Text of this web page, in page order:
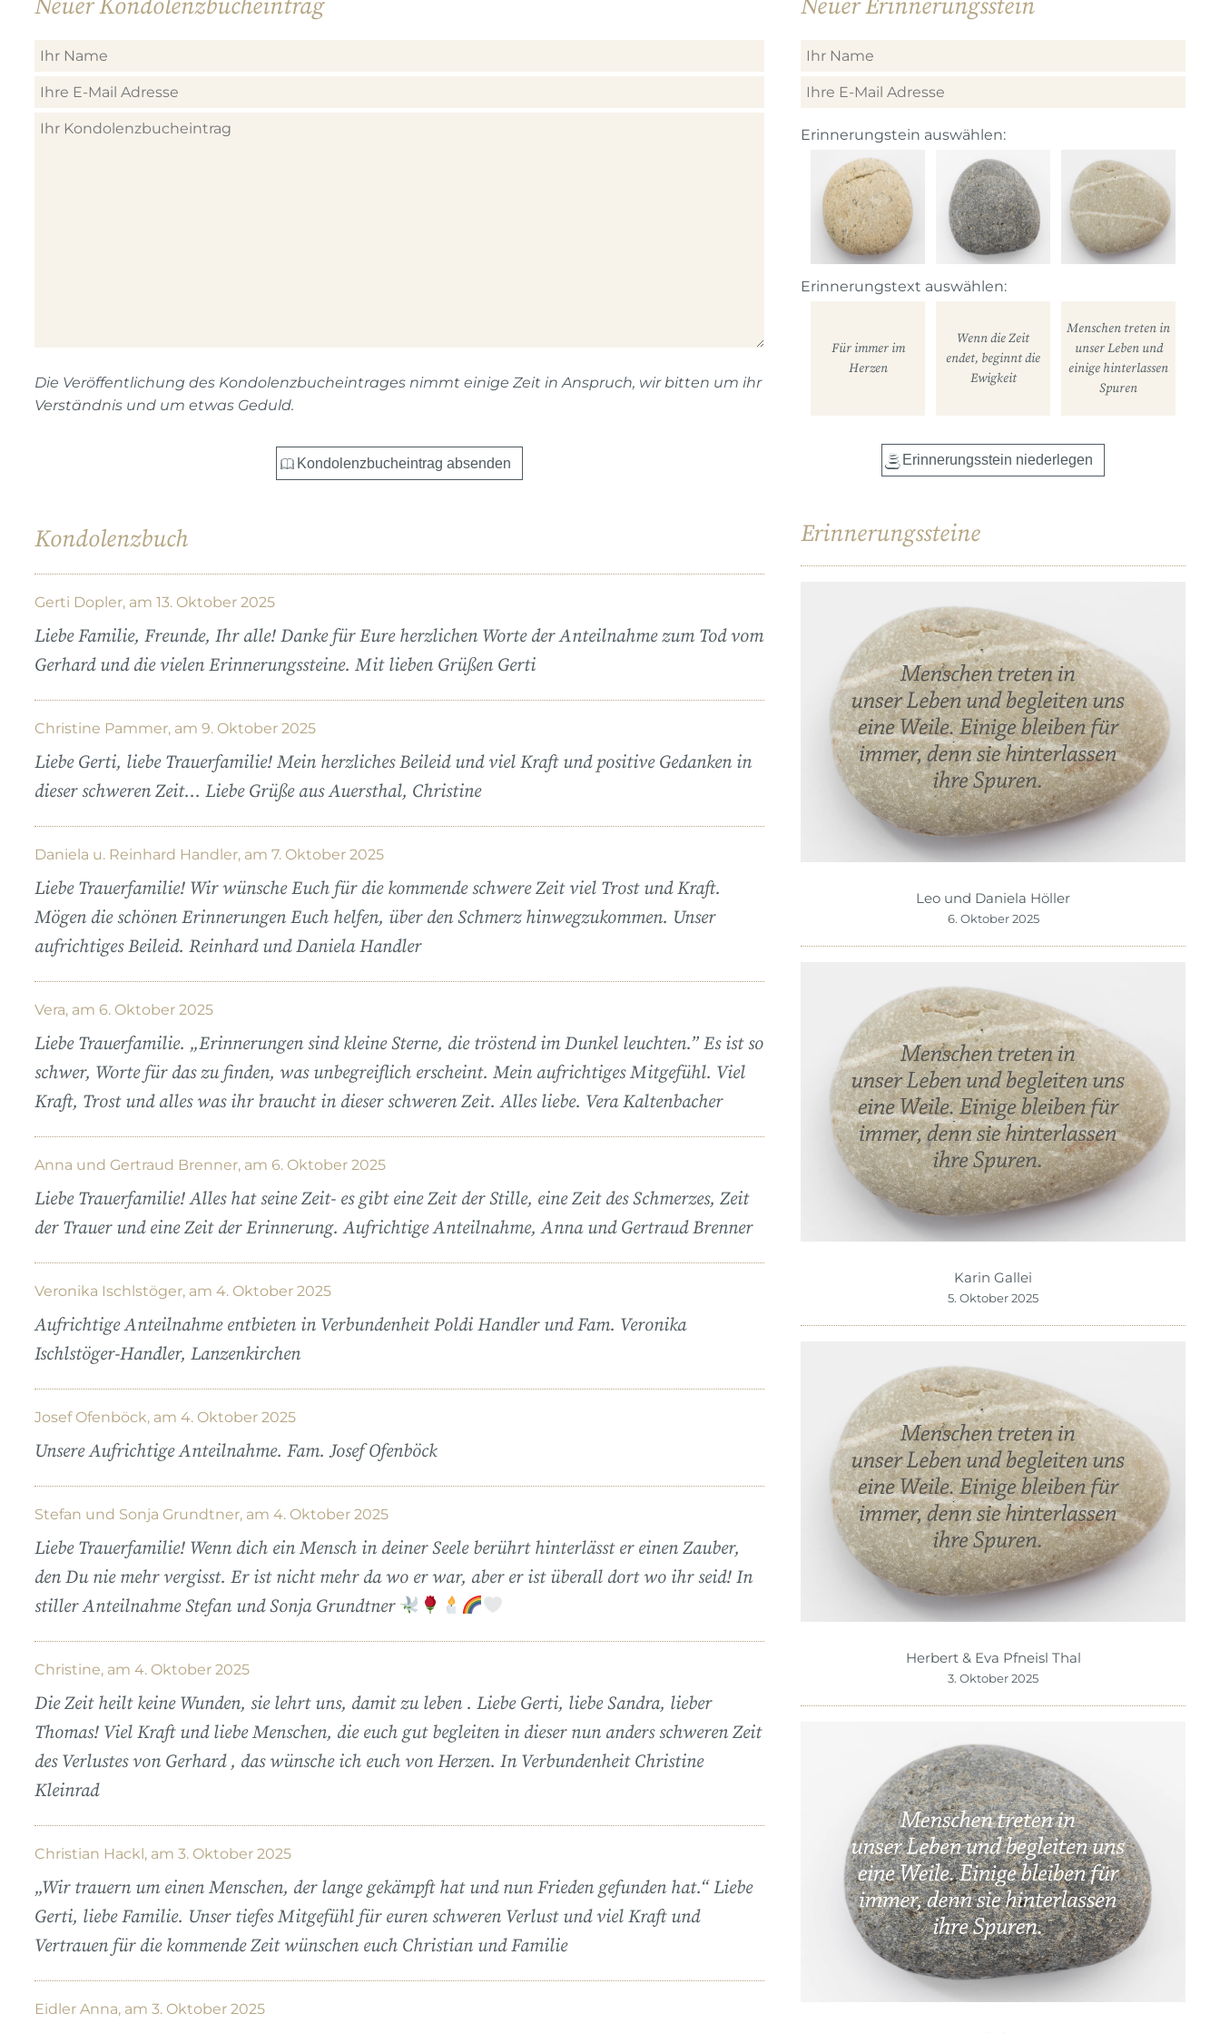
Neuer Kondolenzbucheintrag
Die Veröffentlichung des Kondolenzbucheintrages nimmt einige Zeit in Anspruch, wir bitten um ihr
Verständnis und um etwas Geduld.
Kondolenzbuch
Gerti Dopler, am 13. Oktober 2025
Liebe Familie, Freunde, Ihr alle! Danke für Eure herzlichen Worte der Anteilnahme zum Tod vom
Gerhard und die vielen Erinnerungssteine. Mit lieben Grüßen Gerti
Christine Pammer, am 9. Oktober 2025
Liebe Gerti, liebe Trauerfamilie! Mein herzliches Beileid und viel Kraft und positive Gedanken in
dieser schweren Zeit… Liebe Grüße aus Auersthal, Christine
Daniela u. Reinhard Handler, am 7. Oktober 2025
Liebe Trauerfamilie! Wir wünsche Euch für die kommende schwere Zeit viel Trost und Kraft.
Mögen die schönen Erinnerungen Euch helfen, über den Schmerz hinwegzukommen. Unser
aufrichtiges Beileid. Reinhard und Daniela Handler
Vera, am 6. Oktober 2025
Liebe Trauerfamilie. „Erinnerungen sind kleine Sterne, die tröstend im Dunkel leuchten.” Es ist so
schwer, Worte für das zu finden, was unbegreiflich erscheint. Mein aufrichtiges Mitgefühl. Viel
Kraft, Trost und alles was ihr braucht in dieser schweren Zeit. Alles liebe. Vera Kaltenbacher
Anna und Gertraud Brenner, am 6. Oktober 2025
Liebe Trauerfamilie! Alles hat seine Zeit- es gibt eine Zeit der Stille, eine Zeit des Schmerzes, Zeit
der Trauer und eine Zeit der Erinnerung. Aufrichtige Anteilnahme, Anna und Gertraud Brenner
Veronika Ischlstöger, am 4. Oktober 2025
Aufrichtige Anteilnahme entbieten in Verbundenheit Poldi Handler und Fam. Veronika
Ischlstöger-Handler, Lanzenkirchen
Josef Ofenböck, am 4. Oktober 2025
Unsere Aufrichtige Anteilnahme. Fam. Josef Ofenböck
Stefan und Sonja Grundtner, am 4. Oktober 2025
Liebe Trauerfamilie! Wenn dich ein Mensch in deiner Seele berührt hinterlässt er einen Zauber,
den Du nie mehr vergisst. Er ist nicht mehr da wo er war, aber er ist überall dort wo ihr seid! In
stiller Anteilnahme Stefan und Sonja Grundtner
Christine, am 4. Oktober 2025
Die Zeit heilt keine Wunden, sie lehrt uns, damit zu leben . Liebe Gerti, liebe Sandra, lieber
Thomas! Viel Kraft und liebe Menschen, die euch gut begleiten in dieser nun anders schweren Zeit
des Verlustes von Gerhard , das wünsche ich euch von Herzen. In Verbundenheit Christine
Kleinrad
Christian Hackl, am 3. Oktober 2025
„Wir trauern um einen Menschen, der lange gekämpft hat und nun Frieden gefunden hat.“ Liebe
Gerti, liebe Familie. Unser tiefes Mitgefühl für euren schweren Verlust und viel Kraft und
Vertrauen für die kommende Zeit wünschen euch Christian und Familie
Eidler Anna, am 3. Oktober 2025
Neuer Erinnerungsstein
Erinnerungstein auswählen:
Erinnerungstext auswählen:
Für immer im
Herzen
Wenn die Zeit
endet, beginnt die
Ewigkeit
Menschen treten in
unser Leben und
einige hinterlassen
Spuren
Erinnerungssteine
Leo und Daniela Höller
6. Oktober 2025
Karin Gallei
5. Oktober 2025
Herbert & Eva Pfneisl Thal
3. Oktober 2025